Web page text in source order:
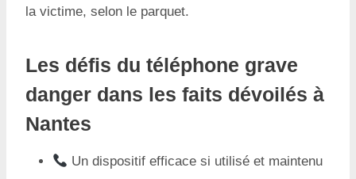
la victime, selon le parquet.
Les défis du téléphone grave
danger dans les faits dévoilés à
Nantes
Un dispositif efficace si utilisé et maintenu